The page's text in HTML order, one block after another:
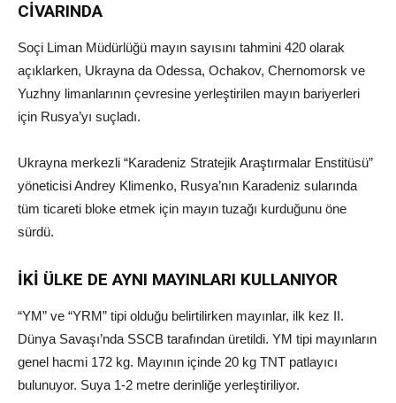
CİVARINDA
Soçi Liman Müdürlüğü mayın sayısını tahmini 420 olarak
açıklarken, Ukrayna da Odessa, Ochakov, Chernomorsk ve
Yuzhny limanlarının çevresine yerleştirilen mayın bariyerleri
için Rusya’yı suçladı.
Ukrayna merkezli “Karadeniz Stratejik Araştırmalar Enstitüsü”
yöneticisi Andrey Klimenko, Rusya’nın Karadeniz sularında
tüm ticareti bloke etmek için mayın tuzağı kurduğunu öne
sürdü.
İKİ ÜLKE DE AYNI MAYINLARI KULLANIYOR
“YM” ve “YRM” tipi olduğu belirtilirken mayınlar, ilk kez II.
Dünya Savaşı’nda SSCB tarafından üretildi. YM tipi mayınların
genel hacmi 172 kg. Mayının içinde 20 kg TNT patlayıcı
bulunuyor. Suya 1-2 metre derinliğe yerleştiriliyor.